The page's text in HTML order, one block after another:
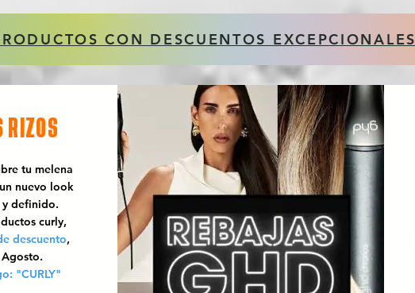
CON DESCUENTOS EXCEPCIONALES
RIZOS
tu melena
nuevo look
definido.
curly,
descuento,
"CURLY"